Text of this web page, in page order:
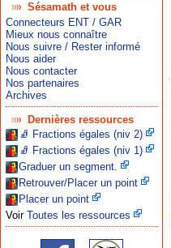
Sésamath et vous
Connecteurs ENT / GAR
Mieux nous connaître
Nous suivre / Rester informé
Nous aider
Nous contacter
Nos partenaires
Archives
Dernières ressources
🧦 Fractions égales (niv 2)
🧦 Fractions égales (niv 1)
Graduer un segment.
Retrouver/Placer un point
Placer un point
Voir Toutes les ressources